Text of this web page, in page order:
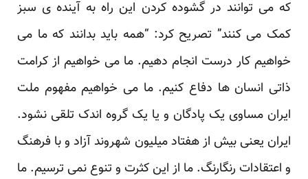
که می توانند در گشوده کردن این راه به آینده ی سبز
کمک می کنند” تصریح کرد: “همه باید بدانند که ما می
خواهیم کار درست انجام دهیم. ما می خواهیم از کرامت
ذاتی انسان ها دفاع کنیم. ما می خواهیم مفهوم ملت
ایران مساوی یک پادگان و یا یک گروه اندک تلقی نشود.
ایران یعنی بیش از هفتاد میلیون شهروند آزاد و با فرهنگ
و اعتقادات رنگارنگ. ما از این کثرت و تنوع نمی ترسیم. ما